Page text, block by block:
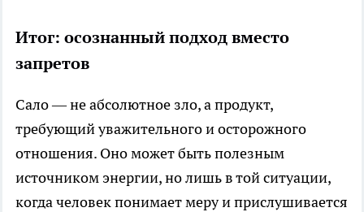
Итог: осознанный подход вместо
запретов
Сало — не абсолютное зло, а продукт,
требующий уважительного и осторожного
отношения. Оно может быть полезным
источником энергии, но лишь в той ситуации,
когда человек понимает меру и прислушивается